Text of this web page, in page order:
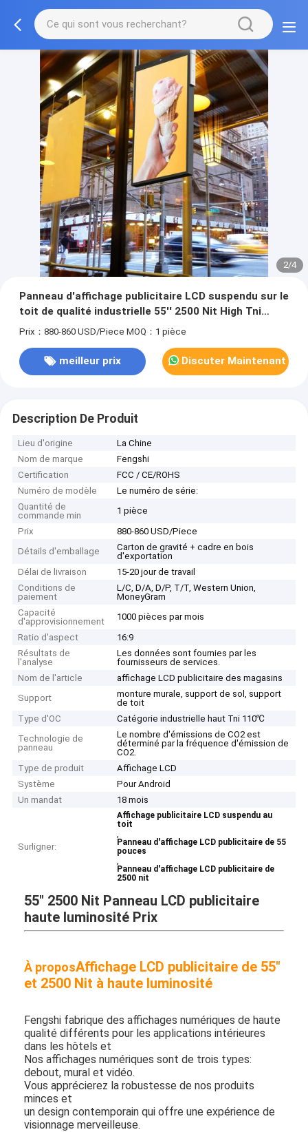
2/4
Panneau d'affichage publicitaire LCD suspendu sur le
toit de qualité industrielle 55′′ 2500 Nit High Tni
110C
Prix：880-860 USD/Piece MOQ：1 pièce
meilleur prix Discuter Maintenant
Description De Produit
Lieu d'origine
La Chine
Nom de marque
Fengshi
Certification
FCC / CE/ROHS
Numéro de modèle
Le numéro de série:
Quantité de
commande min
1 pièce
Prix
880-860 USD/Piece
Détails d'emballage
Carton de gravité + cadre en bois
d'exportation
Délai de livraison
15-20 jour de travail
Conditions de
paiement
L/C, D/A, D/P, T/T, Western Union,
MoneyGram
Capacité
d'approvisionnement
1000 pièces par mois
Ratio d'aspect
16:9
Résultats de
l'analyse
Les données sont fournies par les
fournisseurs de services.
Nom de l'article
affichage LCD publicitaire des magasins
Support
monture murale, support de sol, support
de toit
Type d'OC
Catégorie industrielle haut Tni 110℃
Technologie de
panneau
Le nombre d'émissions de CO2 est
déterminé par la fréquence d'émission de
CO2.
Type de produit
Affichage LCD
Système
Pour Android
Un mandat
18 mois
Surligner:
Affichage publicitaire LCD suspendu au
toit
,
Panneau d'affichage LCD publicitaire de 55
pouces
,
Panneau d'affichage LCD publicitaire de
2500 nit
55" 2500 Nit Panneau LCD publicitaire
haute luminosité Prix
À proposAffichage LCD publicitaire de 55"
et 2500 Nit à haute luminosité
Fengshi fabrique des affichages numériques de haute
qualité différents pour les applications intérieures
dans les hôtels et
Nos affichages numériques sont de trois types:
debout, mural et vidéo.
Vous apprécierez la robustesse de nos produits
minces et
un design contemporain qui offre une expérience de
visionnage merveilleuse.